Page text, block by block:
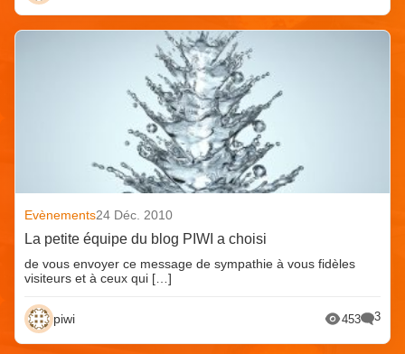
Evènements24 Déc. 2010
La petite équipe du blog PIWI a choisi
de vous envoyer ce message de sympathie à vous fidèles
visiteurs et à ceux qui […]
piwi 453 3